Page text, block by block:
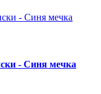
- Синя мечка